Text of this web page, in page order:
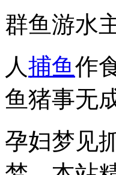
群鱼游水
人捕鱼作
鱼猪事无
孕妇梦见